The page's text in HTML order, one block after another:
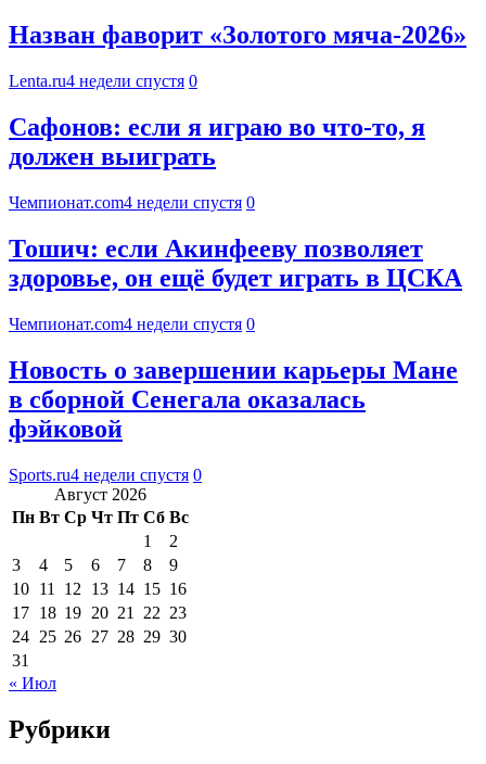
Назван фаворит «Золотого мяча-2026»
Lenta.ru4 недели спустя 0
Сафонов: если я играю во что-то, я
должен выиграть
Чемпионат.com4 недели спустя 0
Тошич: если Акинфееву позволяет
здоровье, он ещё будет играть в ЦСКА
Чемпионат.com4 недели спустя 0
Новость о завершении карьеры Мане
в сборной Сенегала оказалась
фэйковой
Sports.ru4 недели спустя 0
Август 2026
Пн Вт Ср Чт Пт Сб Вс
1
2
3
4 5 6 7 8
9
10 11 12 13 14 15 16
17 18 19 20 21 22 23
24 25 26 27 28 29 30
31
« Июл
Рубрики